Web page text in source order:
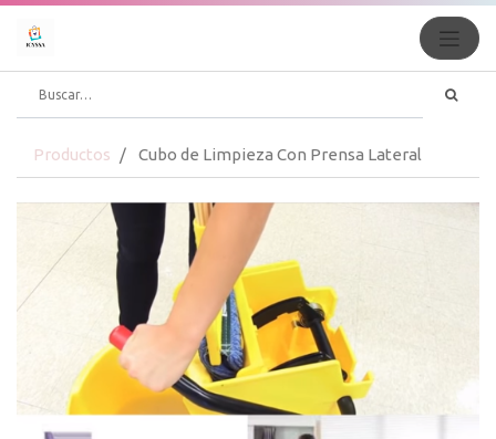
Productos Cubo de Limpieza Con Prensa Lateral